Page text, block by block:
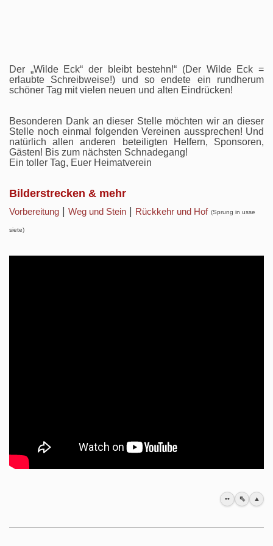
Der „Wilde Eck“ der bleibt bestehn!“ (Der Wilde Eck =
erlaubte Schreibweise!) und so endete ein rundherum
schöner Tag mit vielen neuen und alten Eindrücken!
Besonderen Dank an dieser Stelle möchten wir an dieser
Stelle noch einmal folgenden Vereinen aussprechen! Und
natürlich allen anderen beteiligten Helfern, Sponsoren,
Gästen! Bis zum nächsten Schnadegang!
Ein toller Tag, Euer Heimatverein
Bilderstrecken & mehr
Vorbereitung Weg und Stein Rückkehr und Hof (Sprung in usse
siete)
•• ⇖ ▲